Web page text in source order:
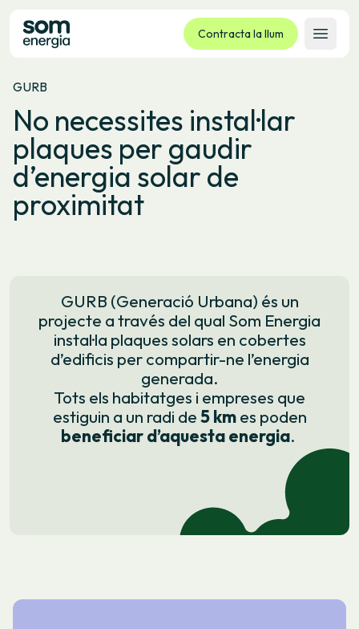
Contracta la llum
Obrir
Tarifes
Serveis
Empreses
La cooperativa
Contacte
GURB
No necessites instal·lar
plaques per gaudir
d’energia solar de
proximitat
GURB (Generació Urbana) és un
projecte a través del qual Som Energia
instal·la plaques solars en cobertes
d’edificis per compartir-ne l’energia
generada.
Tots els habitatges i empreses que
estiguin a un radi de5 kmes poden
beneficiar d’aquesta energia.